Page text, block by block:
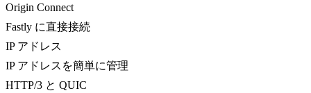
Origin Connect
Fastly に直接接続
IP アドレス
IP アドレスを簡単に管理
HTTP/3 と QUIC